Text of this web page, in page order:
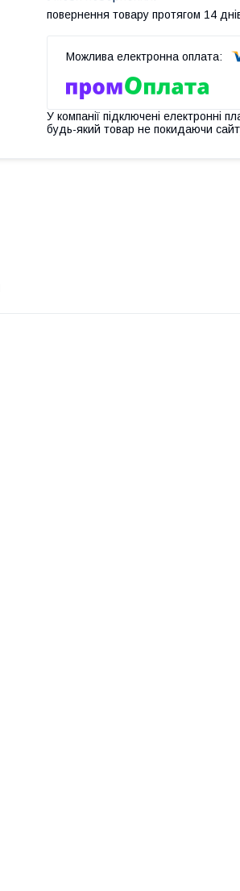
повернення товару протягом 14
У компанії підключені електронні
будь-який товар не покидаючи